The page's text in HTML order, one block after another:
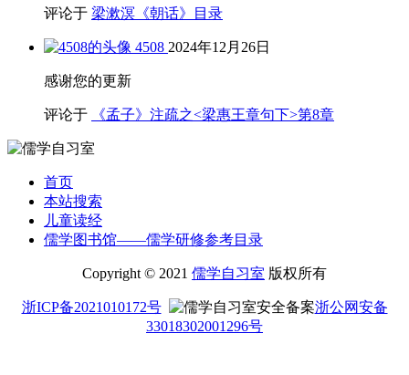
评论于 梁漱溟《朝话》目录
4508 2024年12月26日
感谢您的更新
评论于 《孟子》注疏之<梁惠王章句下>第8章
首页
本站搜索
儿童读经
儒学图书馆——儒学研修参考目录
Copyright © 2021 儒学自习室 版权所有
浙ICP备2021010172号
浙公网安备
33018302001296号